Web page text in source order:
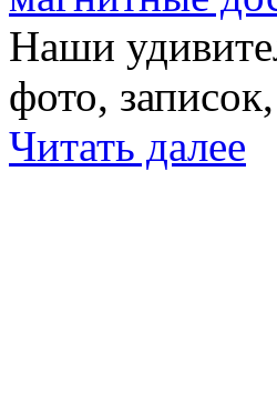
Наши
фото,
Читать далее